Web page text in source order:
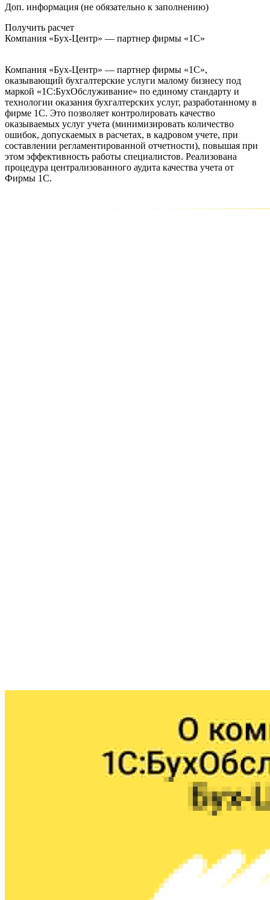
Доп. информация (не обязательно к заполнению)
Получить расчет
Компания «Бух-Центр» — партнер фирмы «1С»
Компания «Бух-Центр» — партнер фирмы «1С»,
оказывающий бухгалтерские услуги малому бизнесу под
маркой «1С:БухОбслуживание» по единому стандарту и
технологии оказания бухгалтерских услуг, разработанному в
фирме 1С. Это позволяет контролировать качество
оказываемых услуг учета (минимизировать количество
ошибок, допускаемых в расчетах, в кадровом учете, при
составлении регламентированной отчетности), повышая при
этом эффективность работы специалистов. Реализована
процедура централизованного аудита качества учета от
Фирмы 1С.